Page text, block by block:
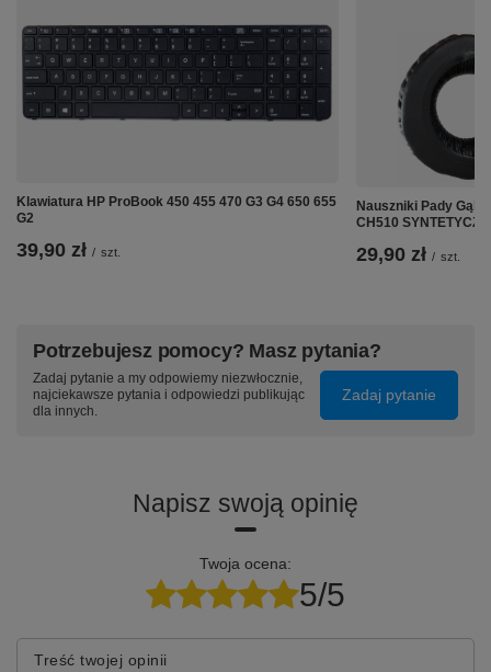
Klawiatura HP ProBook 450 455 470 G3 G4 650 655
G2
39,90 zł / szt.
Nauszniki Pady
CH510
29,90 zł / szt.
Potrzebujesz pomocy? Masz pytania?
Zadaj pytanie a my odpowiemy niezwłocznie,
najciekawsze pytania i odpowiedzi publikując
dla innych.
Zadaj pytanie
Napisz swoją opinię
Twoja ocena:
5/5
Treść twojej opinii